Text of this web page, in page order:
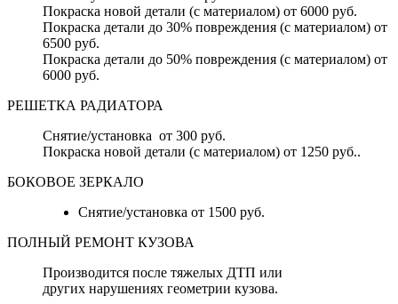
Покраска новой детали (с материалом) от 6000 руб.
Покраска детали до 30% повреждения (с материалом) от
6500 руб.
Покраска детали до 50% повреждения (с материалом) от
6000 руб.
РЕШЕТКА РАДИАТОРА
Снятие/установка от 300 руб.
Покраска новой детали (с материалом) от 1250 руб..
БОКОВОЕ ЗЕРКАЛО
Снятие/установка от 1500 руб.
ПОЛНЫЙ РЕМОНТ КУЗОВА
Производится после тяжелых ДТП или
других нарушениях геометрии кузова.